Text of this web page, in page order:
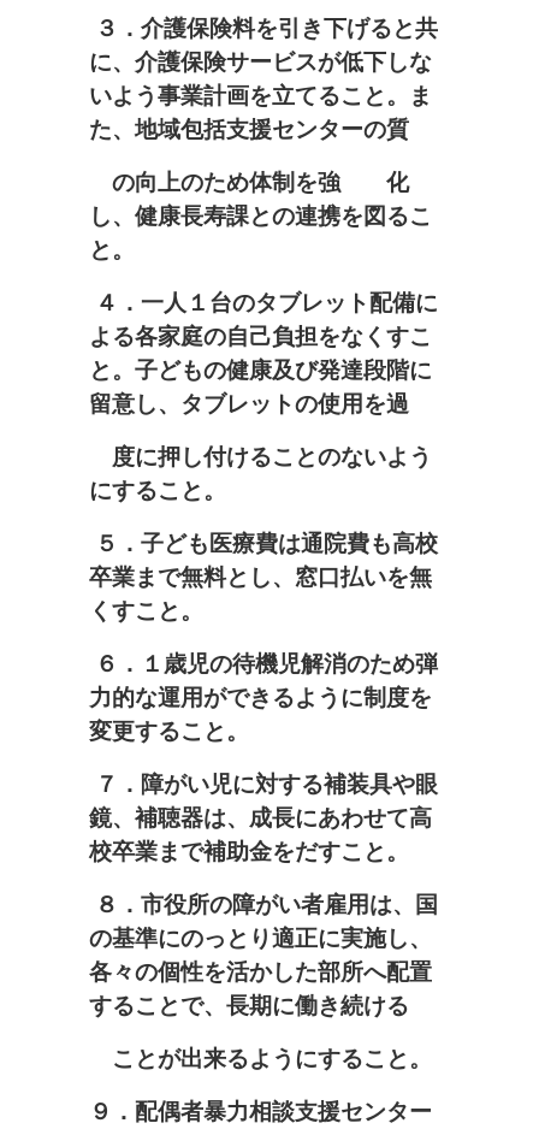
３．介護保険料を引き下げると共
に、介護保険サービスが低下しな
いよう事業計画を立てること。ま
た、地域包括支援センターの質
の向上のため体制を強 化
し、健康長寿課との連携を図るこ
と。
４．一人１台のタブレット配備に
よる各家庭の自己負担をなくすこ
と。子どもの健康及び発達段階に
留意し、タブレットの使用を過
度に押し付けることのないよう
にすること。
５．子ども医療費は通院費も高校
卒業まで無料とし、窓口払いを無
くすこと。
６．１歳児の待機児解消のため弾
力的な運用ができるように制度を
変更すること。
７．障がい児に対する補装具や眼
鏡、補聴器は、成長にあわせて高
校卒業まで補助金をだすこと。
８． 市役所の障がい者雇用は、国
の基準にのっとり適正に実施し、
各々の個性を活かした部所へ配置
することで、長期に働き続ける
ことが出来るようにすること。
９．配偶者暴力相談支援センター